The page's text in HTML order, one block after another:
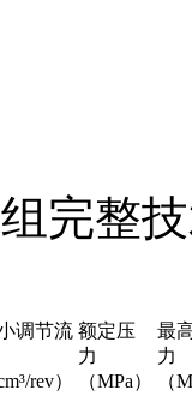
完整
调节流
rev）
额定压
力
（MPa）
最
力
（